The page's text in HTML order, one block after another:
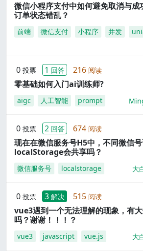
微信小程序支付中如何避免取消与成
订单状态错乱？
前端 微信支付 小程序 并发
0 投票 1 回答 216 阅读
零基础如何入门ai训练师?
aigc 人工智能 prompt
0 投票 2 回答 674 阅读
现在在微信服务号H5中，不同微信
localStorage会共享吗？
微信服务号 localstorage 大
0 投票 3 解决 515 阅读
vue3遇到一个无法理解的现象，有
吗？谢谢！！！？
vue3 javascript vue.js 大